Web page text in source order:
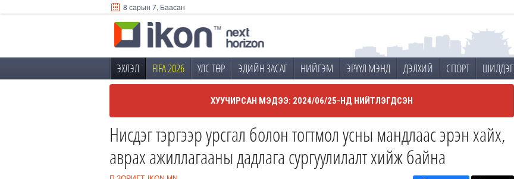
8 сарын 7, Баасан
ЭХЛЭЛ FIFA 2026 УЛС ТӨР ЭДИЙН ЗАСАГ НИЙГЭМ ЭРҮҮЛ МЭНД ДЭЛХИЙ СПОРТ ШИЛДЭГ
ХУУЧИРСАН МЭДЭЭ: 2024/06/25-НД НИЙТЛЭГДСЭН
Нисдэг тэргээр урсгал болон тогтмол усны мандлаас эрэн хайх,
аврах ажиллагааны дадлага сургуулилалт хийж байна